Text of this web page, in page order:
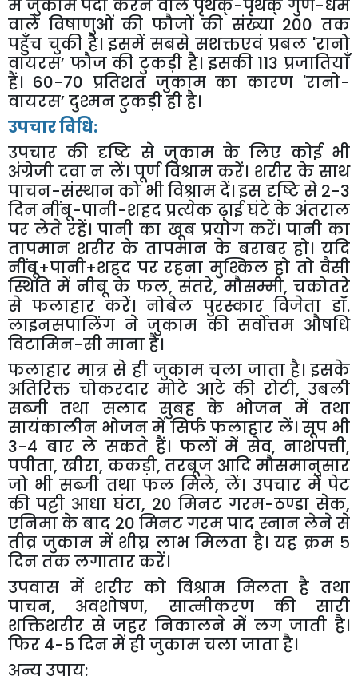
में जुकाम पैदा करने वाले पृथक्-पृथक् गुण-धर्म
वाले विषाणुओं की फौजों की संख्या 200 तक
पहुँच चुकी है। इसमें सबसे सशक्तएवं प्रबल 'रानो
वायरस’ फौज की टुकड़ी है। इसकी 113 प्रजातियाँ
हैं। 60-70 प्रतिशत जुकाम का कारण 'रानो-
वायरस’दुश्मन टुकड़ी ही है।
उपचार विधि:
उपचार की दृष्टि से जुकाम के लिए कोई भी
अंग्रेजी दवा न लें। पूर्ण विश्राम करें। शरीर के साथ
पाचन-संस्थान को भी विश्राम दें। इस दृष्टि से 2-3
दिन नींबू-पानी-शहद प्रत्येक ढ़ाई घंटे के अंतराल
पर लेते रहें। पानी का खूब प्रयोग करें। पानी का
तापमान शरीर के तापमान के बराबर हो। यदि
नींबू+पानी+शहद पर रहना मुश्किल हो तो वैसी
स्थिति में नीबू के फल,संतरे, मौसम्मी,चकोतरे
से फलाहार करें। नोबेल पुरस्कार विजेता डॉ.
लाइनसपालिंग ने जुकाम की सर्वोत्तम औषधि
विटामिन-सी माना है।
फलाहार मात्र से ही जुकाम चला जाता है। इसके
अतिरिक्त चोकरदार मोटे आटे की रोटी, उबली
सब्जी तथा सलाद सुबह के भोजन में तथा
सायंकालीन भोजन में सिर्फ फलाहार लें। सूप भी
3-4 बार ले सकते हैं। फलों में सेव, नाशपत्ती,
पपीता, खीरा, ककड़ी,तरबूज आदि मौसमानुसार
जो भी सब्जी तथा फल मिले,लें। उपचार में पेट
की पट्टी आधा घंटा, 20 मिनट गरम-ठण्डा सेक,
एनिमा के बाद 20 मिनट गरम पाद स्नान लेने से
तीव्र जुकाम में शीघ्र लाभ मिलता है। यह क्रम ५
दिन तक लगातार करें।
उपवास में शरीर को विश्राम मिलता है तथा
पाचन, अवशोषण, सात्मीकरण की सारी
शक्तिशरीर से जहर निकालने में लग जाती है।
फिर 4-5 दिन में ही जुकाम चला जाता है।
अन्य उपाय: